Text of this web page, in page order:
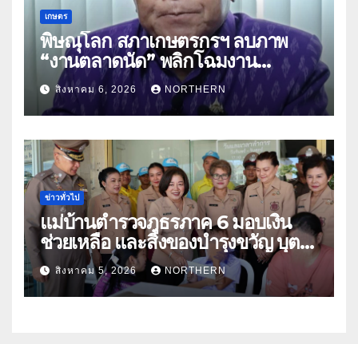
เกษตร
พิษณุโลก สภาเกษตรกรฯ ลบภาพ
“งานตลาดนัด” พลิกโฉมงาน
“เกษตรรุ่งเรืองเมืองสองแคว 69” มุ่ง
ประโยชน์เกษตรกร ดึงนวัตกรรม-จับ
คู่ธุรกิจดันสินค้าเกษตรสู่สากล (คลิป)
สิงหาคม 6, 2026 NORTHERN
ข่าวทั่วไป
แม่บ้านตำรวจภูธรภาค 6 มอบเงิน
ช่วยเหลือ และสิ่งของบำรุงขวัญ บุตร-
ธิดา ข้าราชการตำรวจจังหวัด
อุทัยธานี
สิงหาคม 5, 2026 NORTHERN